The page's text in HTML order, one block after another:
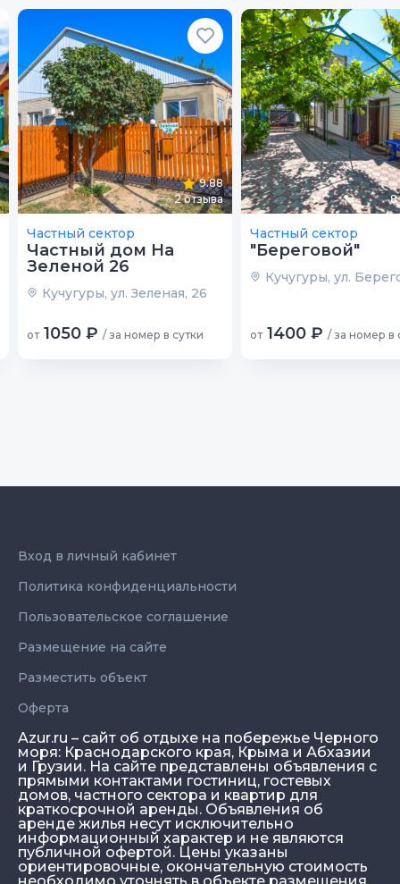
9.88
2отзыва
Частный сектор
Частный дом На
Зеленой 26
Кучугуры, ул. Зеленая, 26
от 1050 ₽ / за номер в сутки
8
Частный сектор
"Береговой"
Кучугуры, ул.
от 1400 ₽ / за номер в
Azur.ru – сайт об отдыхе на побережье Черного
моря: Краснодарского края, Крыма и Абхазии
и Грузии. На сайте представлены объявления с
прямыми контактами гостиниц, гостевых
домов, частного сектора и квартир для
краткосрочной аренды. Объявления об
аренде жилья несут исключительно
информационный характер и не являются
публичной офертой. Цены указаны
ориентировочные, окончательную стоимость
Вход в личный кабинет
Политика конфиденциальности
Пользовательское соглашение
Размещение на сайте
Разместить объект
Оферта